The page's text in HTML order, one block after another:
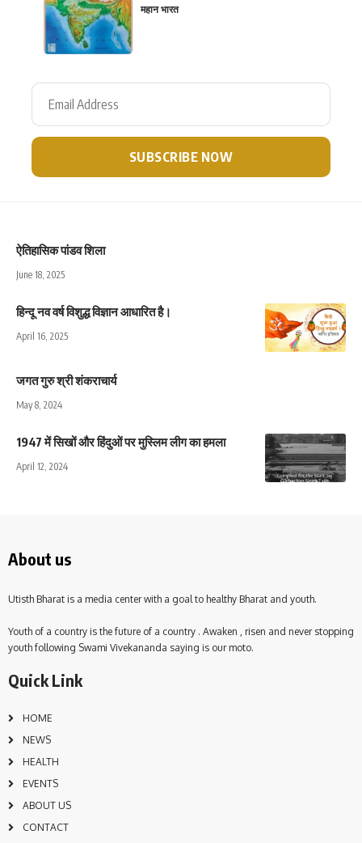
महान भारत
ऐतिहासिक पांडव शिला
June 18, 2025
हिन्दू नव वर्ष विशुद्ध विज्ञान आधारित है।
April 16, 2025
जगत गुरु श्री शंकराचार्य
May 8, 2024
1947 में सिखों और हिंदुओं पर मुस्लिम लीग का हमला
April 12, 2024
About us
Utisth Bharat is a media center with a goal to healthy Bharat and youth.
Youth of a country is the future of a country . Awaken , risen and never stopping
youth following Swami Vivekananda saying is our moto.
Quick Link
HOME
NEWS
HEALTH
EVENTS
ABOUT US
CONTACT